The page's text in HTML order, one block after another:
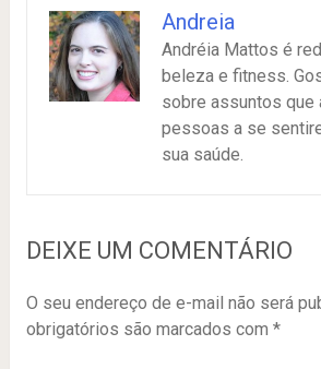
Andreia
Andréia Mattos é
beleza e fitness.
sobre assuntos que
pessoas a se
sua saúde.
DEIXE UM COMENTÁRIO
O seu endereço de e-mail não será
obrigatórios são marcados com *